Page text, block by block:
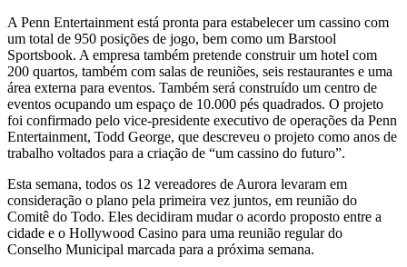
A Penn Entertainment está pronta para estabelecer um cassino com
um total de 950 posições de jogo, bem como um Barstool
Sportsbook. A empresa também pretende construir um hotel com
200 quartos, também com salas de reuniões, seis restaurantes e uma
área externa para eventos. Também será construído um centro de
eventos ocupando um espaço de 10.000 pés quadrados. O projeto
foi confirmado pelo vice-presidente executivo de operações da Penn
Entertainment, Todd George, que descreveu o projeto como anos de
trabalho voltados para a criação de “um cassino do futuro”.
Esta semana, todos os 12 vereadores de Aurora levaram em
consideração o plano pela primeira vez juntos, em reunião do
Comitê do Todo. Eles decidiram mudar o acordo proposto entre a
cidade e o Hollywood Casino para uma reunião regular do
Conselho Municipal marcada para a próxima semana.